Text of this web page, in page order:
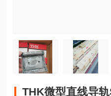
THK微型直线导